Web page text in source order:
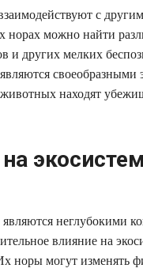
с
норах можно найти
и других мелких
своеобразными
находят
неглубокими
влияние на
норы могут изменять